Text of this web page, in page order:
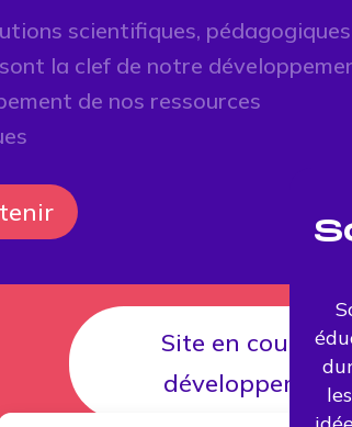
scientifiques,
la clef de notre
de nos ressources
Site en cours de
développement